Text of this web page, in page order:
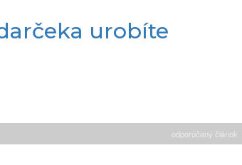
urobíte
odporúčaný článok